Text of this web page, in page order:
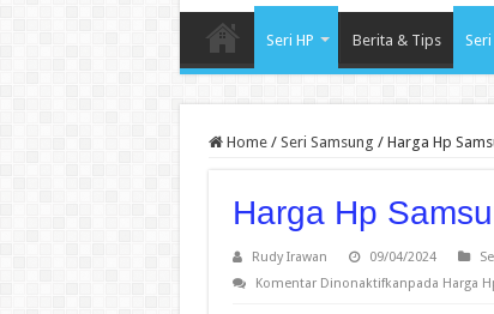
Seri HP Berita & Tips
Home / Seri Samsung / Harga Hp
Harga Hp
Rudy Irawan 09/04/2024
Komentar Dinonaktifkanpada Harga